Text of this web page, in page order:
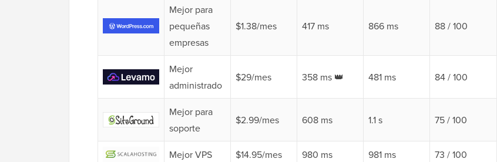
Mejor para
pequeñas
empresas
$1.38/mes 417 ms 866 ms 88 / 100
Mejor
administrado
$29/mes 358 ms 👑 481 ms 84 / 100
Mejor para
soporte
$2.99/mes 608 ms 1.1 s 75 / 100
Mejor VPS $14.95/mes 980 ms 981 ms 73 / 100